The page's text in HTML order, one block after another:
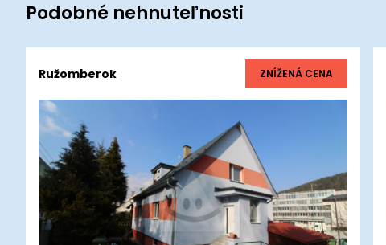
Podobné nehnuteľnosti
Ružomberok ZNÍŽENÁ CENA